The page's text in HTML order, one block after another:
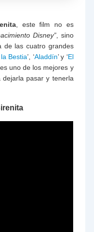
, este film no es
Disney”, sino
de las cuatro grandes
Bestia’, ‘Aladdín’ y ‘El
uno de los mejores y
dejarla pasar y tenerla